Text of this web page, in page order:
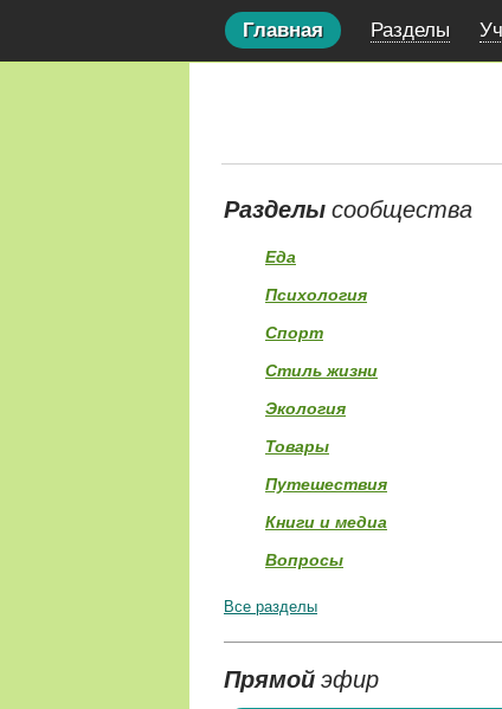
Главная Разделы
Разделысообщества
Еда
Психология
Спорт
Стиль жизни
Экология
Товары
Путешествия
Книги и медиа
Вопросы
Все разделы
Прямойэфир